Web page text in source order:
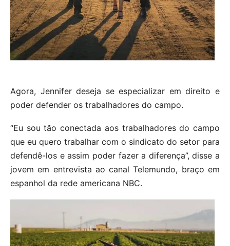
Agora, Jennifer deseja se especializar em direito e
poder defender os trabalhadores do campo.
“Eu sou tão conectada aos trabalhadores do campo
que eu quero trabalhar com o sindicato do setor para
defendê-los e assim poder fazer a diferença”, disse a
jovem em entrevista ao canal Telemundo, braço em
espanhol da rede americana NBC.